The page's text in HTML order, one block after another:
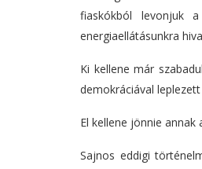
fiaskókból levonjuk
energiaellátásunkra
Ki kellene már
demokráciával
El kellene jönnie
Sajnos eddigi